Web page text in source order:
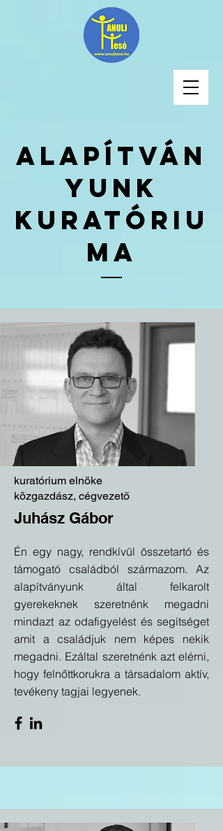
Alapítván
yunk
kuratóriu
ma
kuratórium elnöke
közgazdász, cégvezető
Juhász Gábor
Én egy nagy, rendkívül összetartó és
támogató családból származom. Az
alapítványunk által felkarolt
gyerekeknek szeretnénk megadni
mindazt az odafigyelést és segítséget
amit a családjuk nem képes nekik
megadni. Ezáltal szeretnénk azt elérni,
hogy felnőttkorukra a társadalom aktív,
tevékeny tagjai legyenek.